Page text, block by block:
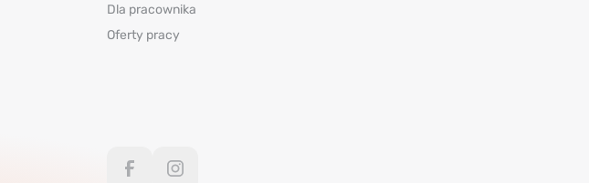
Dla pracownika
Oferty pracy